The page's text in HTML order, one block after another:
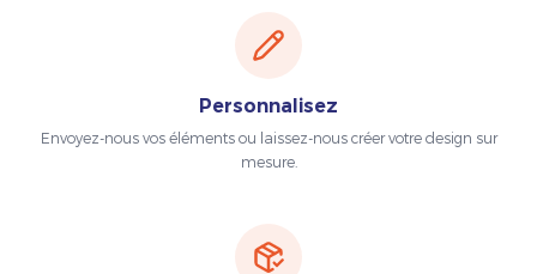
Personnalisez
Envoyez-nous vos éléments ou laissez-nous créer votre design sur
mesure.